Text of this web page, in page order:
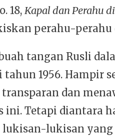
18, Kapal dan Perahu
perahu-perahu
tangan Rusli
tahun 1956. Hampir
transparan dan
ini. Tetapi diantara
lukisan